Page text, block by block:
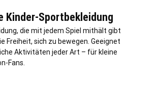
Kinder-Sportbekleidung
die mit jedem Spiel mithält gibt
Freiheit, sich zu bewegen. Geeignet
Aktivitäten jeder Art – für kleine
Fans.